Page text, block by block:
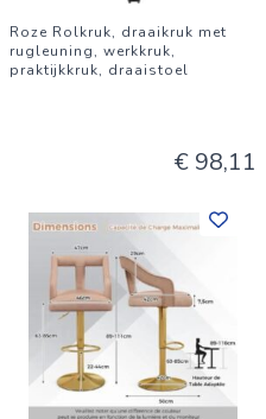
Roze Rolkruk, draaikruk met
rugleuning, werkkruk,
praktijkkruk, draaistoel
€ 98,11